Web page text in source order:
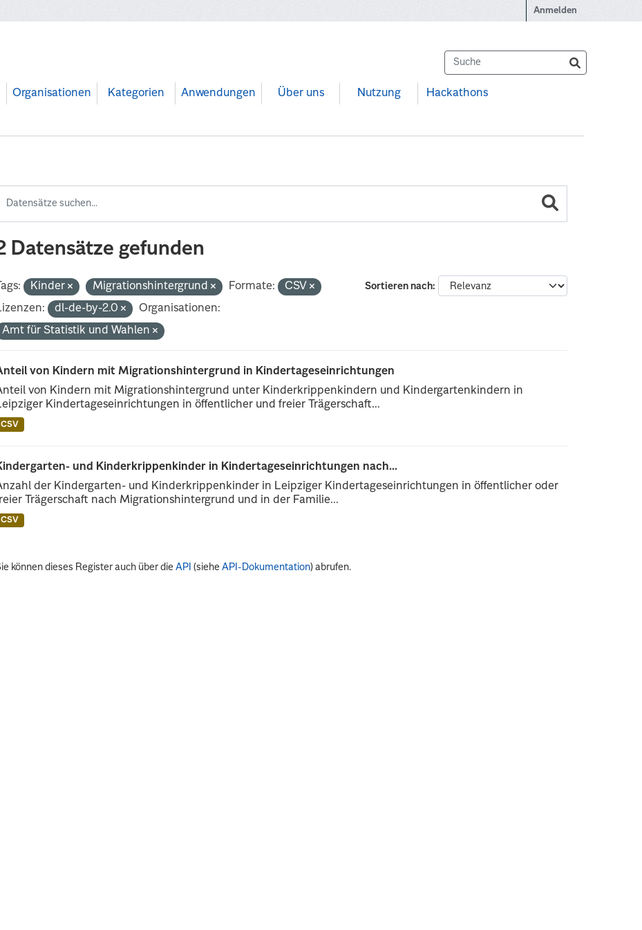
Anmelden
Organisationen Kategorien Anwendungen Über uns Nutzung Hackathons
Datensätze gefunden
Sortieren nach
Kinder Migrationshintergrund Formate:
CSV
dl-de-by-2.0
Organisationen:
Amt für Statistik und Wahlen
von Kindern mit Migrationshintergrund in Kindertageseinrichtungen
von Kindern mit Migrationshintergrund unter Kinderkrippenkindern und Kindergartenkindern in
Kindertageseinrichtungen in öffentlicher und freier Trägerschaft...
CSV
und Kinderkrippenkinder in Kindertageseinrichtungen nach...
der Kindergarten- und Kinderkrippenkinder in Leipziger Kindertageseinrichtungen in öffentlicher oder
Trägerschaft nach Migrationshintergrund und in der Familie...
CSV
können dieses Register auch über dieAPI (sieheAPI-Dokumentation) abrufen.